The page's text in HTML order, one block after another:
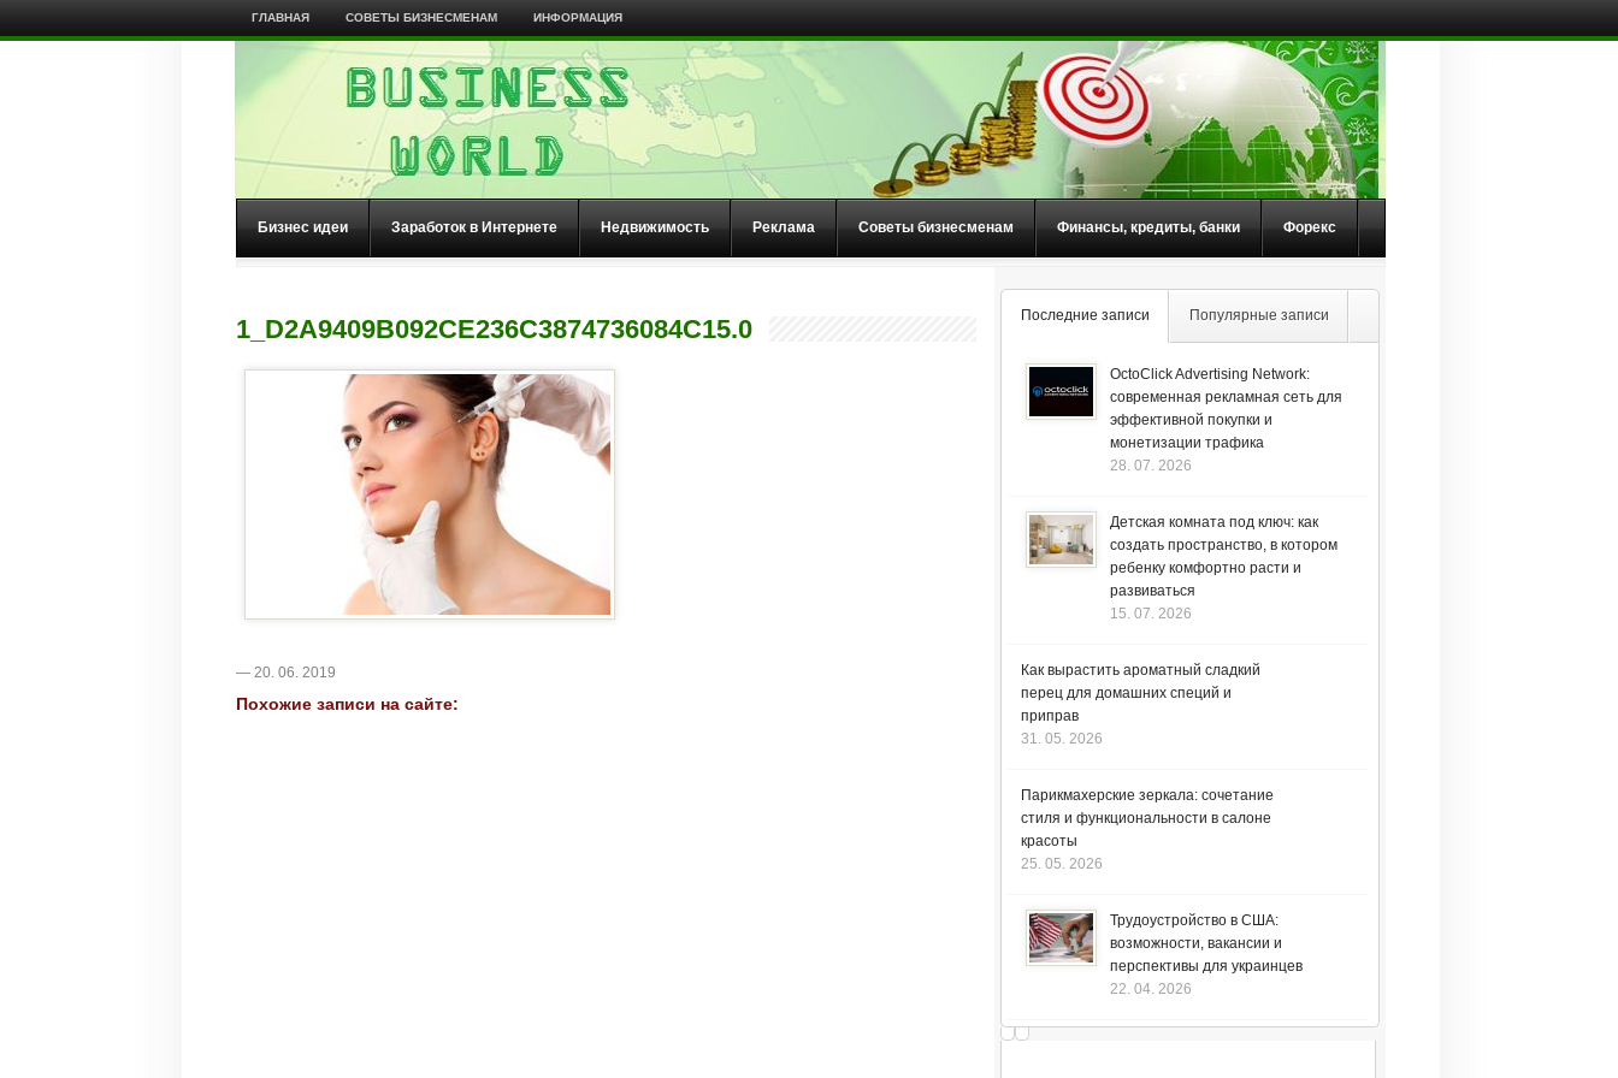
ГЛАВНАЯ СОВЕТЫ БИЗНЕСМЕНАМ ИНФОРМАЦИЯ
Бизнес идеи Заработок в Интернете Недвижимость Реклама Советы бизнесменам Финансы, кредиты, банки Форекс
1_D2A9409B092CE236C3874736084C15.0
— 20. 06. 2019
Похожие записи на сайте:
Последние записи Популярные записи
OctoClick Advertising Network:
современная рекламная сеть для
эффективной покупки и
монетизации трафика
28. 07. 2026
Детская комната под ключ: как
создать пространство, в котором
ребенку комфортно расти и
развиваться
15. 07. 2026
Как вырастить ароматный сладкий
перец для домашних специй и
приправ
31. 05. 2026
Парикмахерские зеркала: сочетание
стиля и функциональности в салоне
красоты
25. 05. 2026
Трудоустройство в США:
возможности, вакансии и
перспективы для украинцев
22. 04. 2026